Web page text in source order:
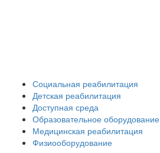
Социальная реабилитация
Детская реабилитация
Доступная среда
Образовательное оборудование
Медицинская реабилитация
Физиооборудование